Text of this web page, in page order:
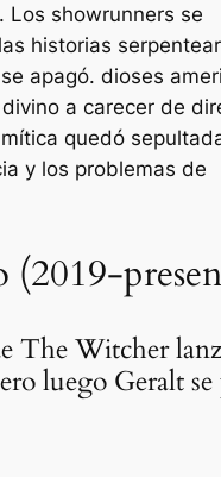
Los showrunners se
historias
apagó. dioses
a carecer de
quedó
y los problemas de
(2019-
The Witcher
luego Geralt